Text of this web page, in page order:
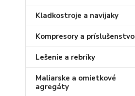
Kladkostroje a navijaky
Kompresory a príslušenstvo
Lešenie a rebríky
Maliarske a omietkové
agregáty